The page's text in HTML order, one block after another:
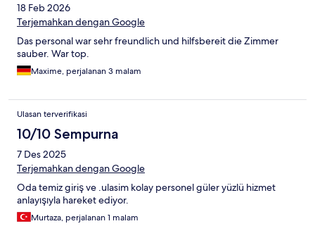
18 Feb 2026
Terjemahkan dengan Google
Das personal war sehr freundlich und hilfsbereit die Zimmer
sauber. War top.
Maxime, perjalanan 3 malam
Ulasan terverifikasi
10/10 Sempurna
7 Des 2025
Terjemahkan dengan Google
Oda temiz giriş ve .ulasim kolay personel güler yüzlü hizmet
anlayışıyla hareket ediyor.
Murtaza, perjalanan 1 malam